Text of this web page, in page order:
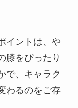
イントは、や
膝をぴったり
で、キャラク
わるのをご存